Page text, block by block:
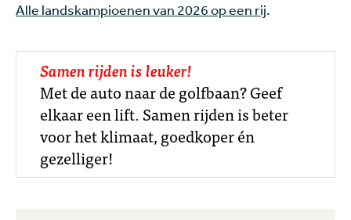
Alle landskampioenen van 2026 op een rij.
Samen rijden is leuker!
Met de auto naar de golfbaan? Geef
elkaar een lift. Samen rijden is beter
voor het klimaat, goedkoper én
gezelliger!